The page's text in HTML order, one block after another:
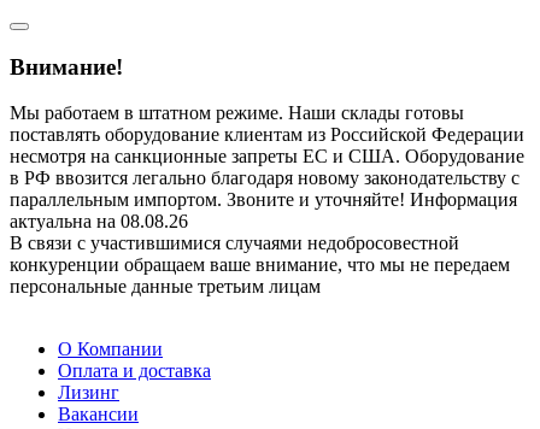
Внимание!
Мы работаем в штатном режиме. Наши склады готовы
поставлять оборудование клиентам из Российской Федерации
несмотря на санкционные запреты ЕС и США. Оборудование
в РФ ввозится легально благодаря новому законодательству с
параллельным импортом. Звоните и уточняйте! Информация
актуальна на 08.08.26
В связи с участившимися случаями недобросовестной
конкуренции обращаем ваше внимание, что мы не передаем
персональные данные третьим лицам
О Компании
Оплата и доставка
Лизинг
Вакансии